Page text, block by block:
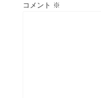
コメント ※